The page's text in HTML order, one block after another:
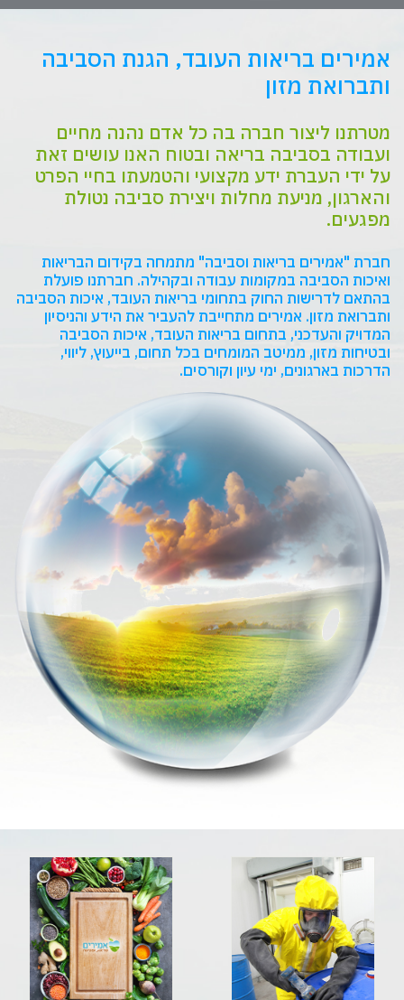
אמירים בריאות העובד, הגנת הסביבה
ותברואת מזון
מטרתנו ליצור חברה בה כל אדם נהנה מחיים
ועבודה בסביבה בריאה ובטוח האנו עושים זאת
על ידי העברת ידע מקצועי והטמעתו בחיי הפרט
והארגון, מניעת מחלות ויצירת סביבה נטולת
מפגעים.
‎ואיכות‎ ‎הסביבה‎ ‎במקומות‎ ‎עבודה‎ ובקהילה. חברתנו פועלת
בהתאם לדרישות החוק בתחומי בריאות העובד, איכות הסביבה
ובטיחות מזון, ממיטב‎ ‎המומחים‎ ‎בכל‎ ‎תחום, בייעוץ, ליווי,
הדרכות בארגונים, ימי עיון וקורסים.